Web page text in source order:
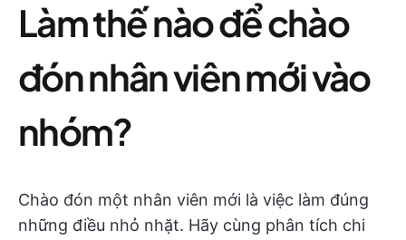
Làm thế nào để chào
đón nhân viên mới vào
nhóm?
Chào đón một nhân viên mới là việc làm đúng
những điều nhỏ nhặt. Hãy cùng phân tích chi